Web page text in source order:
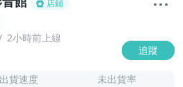
店鋪
2小時前上線
追蹤
出貨速度 未出貨率